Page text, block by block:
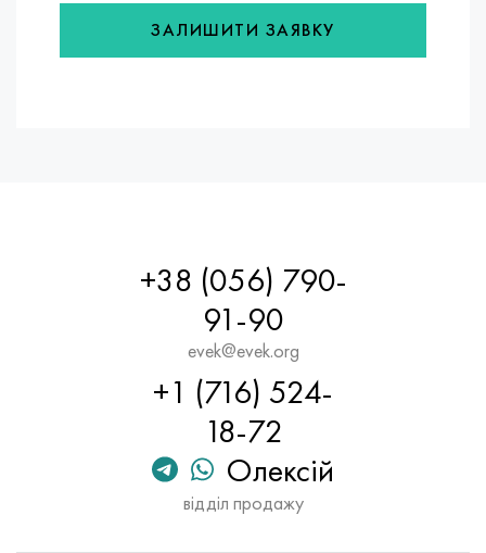
ЗАЛИШИТИ ЗАЯВКУ
+38 (056) 790-
91-90
evek@evek.org
+1 (716) 524-
18-72
Олексій
відділ продажу